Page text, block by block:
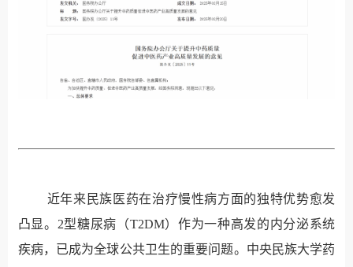
近年来 民族医药在治疗慢性病方面的独特优势愈发
凸显。 2型糖尿病 （T2DM）作为一种高发的内分泌系统
疾病，已成为全球公共卫生的重要问题。中央民族大学药